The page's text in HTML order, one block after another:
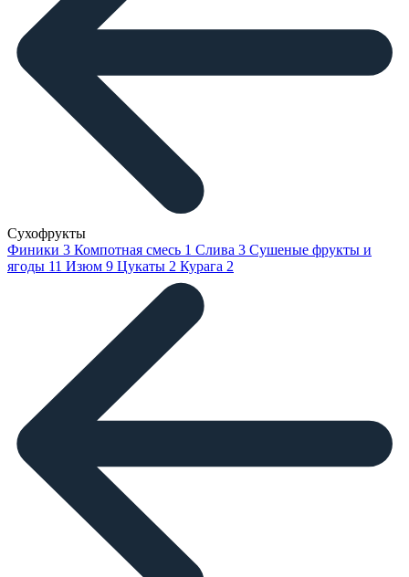
Сухофрукты
Финики 3 Компотная смесь 1 Слива 3 Сушеные фрукты и
ягоды 11 Изюм 9 Цукаты 2 Курага 2